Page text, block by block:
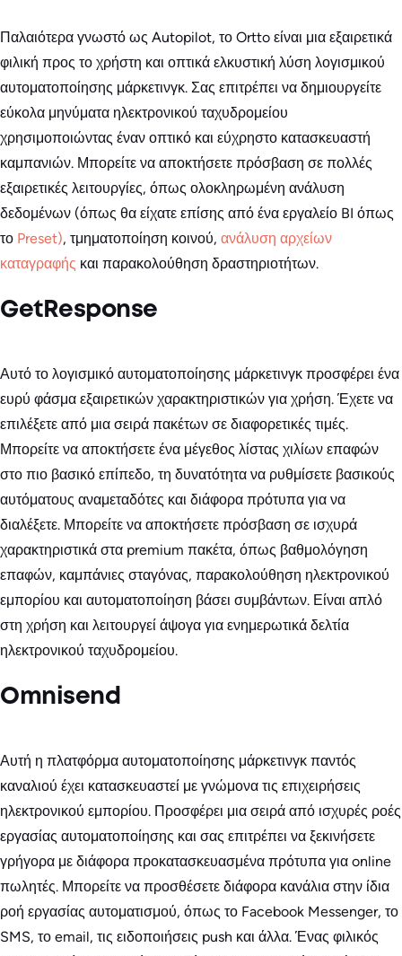
Παλαιότερα γνωστό ως Autopilot, το Ortto είναι μια εξαιρετικά
φιλική προς το χρήστη και οπτικά ελκυστική λύση λογισμικού
αυτοματοποίησης μάρκετινγκ. Σας επιτρέπει να δημιουργείτε
εύκολα μηνύματα ηλεκτρονικού ταχυδρομείου
χρησιμοποιώντας έναν οπτικό και εύχρηστο κατασκευαστή
καμπανιών. Μπορείτε να αποκτήσετε πρόσβαση σε πολλές
εξαιρετικές λειτουργίες, όπως ολοκληρωμένη ανάλυση
δεδομένων (όπως θα είχατε επίσης από ένα εργαλείο BI όπως
το Preset), τμηματοποίηση κοινού, ανάλυση αρχείων
καταγραφής και παρακολούθηση δραστηριοτήτων.
GetResponse
Αυτό το λογισμικό αυτοματοποίησης μάρκετινγκ προσφέρει ένα
ευρύ φάσμα εξαιρετικών χαρακτηριστικών για χρήση. Έχετε να
επιλέξετε από μια σειρά πακέτων σε διαφορετικές τιμές.
Μπορείτε να αποκτήσετε ένα μέγεθος λίστας χιλίων επαφών
στο πιο βασικό επίπεδο, τη δυνατότητα να ρυθμίσετε βασικούς
αυτόματους αναμεταδότες και διάφορα πρότυπα για να
διαλέξετε. Μπορείτε να αποκτήσετε πρόσβαση σε ισχυρά
χαρακτηριστικά στα premium πακέτα, όπως βαθμολόγηση
επαφών, καμπάνιες σταγόνας, παρακολούθηση ηλεκτρονικού
εμπορίου και αυτοματοποίηση βάσει συμβάντων. Είναι απλό
στη χρήση και λειτουργεί άψογα για ενημερωτικά δελτία
ηλεκτρονικού ταχυδρομείου.
Omnisend
Αυτή η πλατφόρμα αυτοματοποίησης μάρκετινγκ παντός
καναλιού έχει κατασκευαστεί με γνώμονα τις επιχειρήσεις
ηλεκτρονικού εμπορίου. Προσφέρει μια σειρά από ισχυρές ροές
εργασίας αυτοματοποίησης και σας επιτρέπει να ξεκινήσετε
γρήγορα με διάφορα προκατασκευασμένα πρότυπα για online
πωλητές. Μπορείτε να προσθέσετε διάφορα κανάλια στην ίδια
ροή εργασίας αυτοματισμού, όπως το Facebook Messenger, το
SMS, το email, τις ειδοποιήσεις push και άλλα. Ένας φιλικός